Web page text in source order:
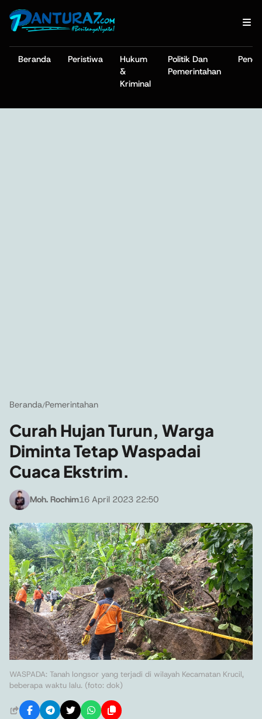
Beranda Peristiwa
Hukum
&
Kriminal
Politik Dan
Pemerintahan
Beranda/Pemerintahan
Curah Hujan Turun, Warga
Diminta Tetap Waspadai
Cuaca Ekstrim.
Moh. Rochim16 April 2023 22:50
WASPADA: Tanah longsor yang terjadi di wilayah Kecamatan Krucil,
beberapa waktu lalu. (foto: dok)